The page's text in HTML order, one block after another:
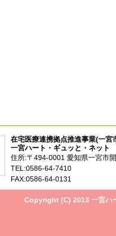
在宅医療連携拠点推進事業(一宮
一宮ハート・ギュッと・ネット
住所:〒494-0001 愛知県一宮市
TEL:0586-64-7410
FAX:0586-64-0131
Copyright (C) 2013 一宮ハ